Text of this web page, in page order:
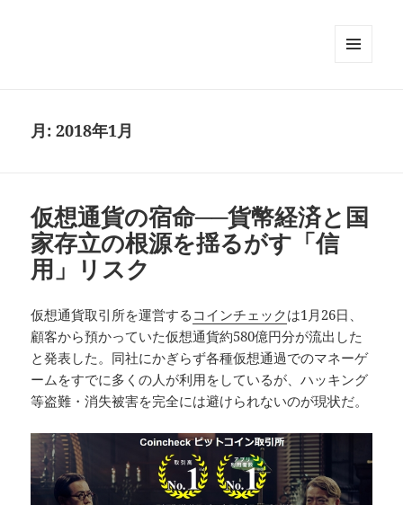
月:2018年1月
仮想通貨の宿命──貨幣経済と国
家存立の根源を揺るがす「信
用」リスク
仮想通貨取引所を運営する コインチェックは1月26日、
顧客から預かっていた仮想通貨約580億円分が流出した
と発表した。同社にかぎらず各種仮想通過でのマネーゲ
ームをすでに多くの人が利用をしているが、ハッキング
等盗難・消失被害を完全には避けられないのが現状だ。